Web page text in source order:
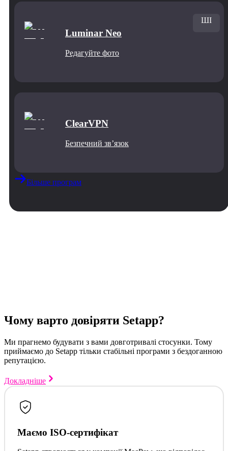
Luminar Neo
Редагуйте фото
ШІ
ClearVPN
Безпечний звʼязок
Більше програм
Чому варто довіряти Setapp?
Ми прагнемо будувати з вами довготривалі стосунки. Тому
приймаємо до Setapp тільки стабільні програми з бездоганною
репутацією.
Докладніше
Маємо ISO-сертифікат